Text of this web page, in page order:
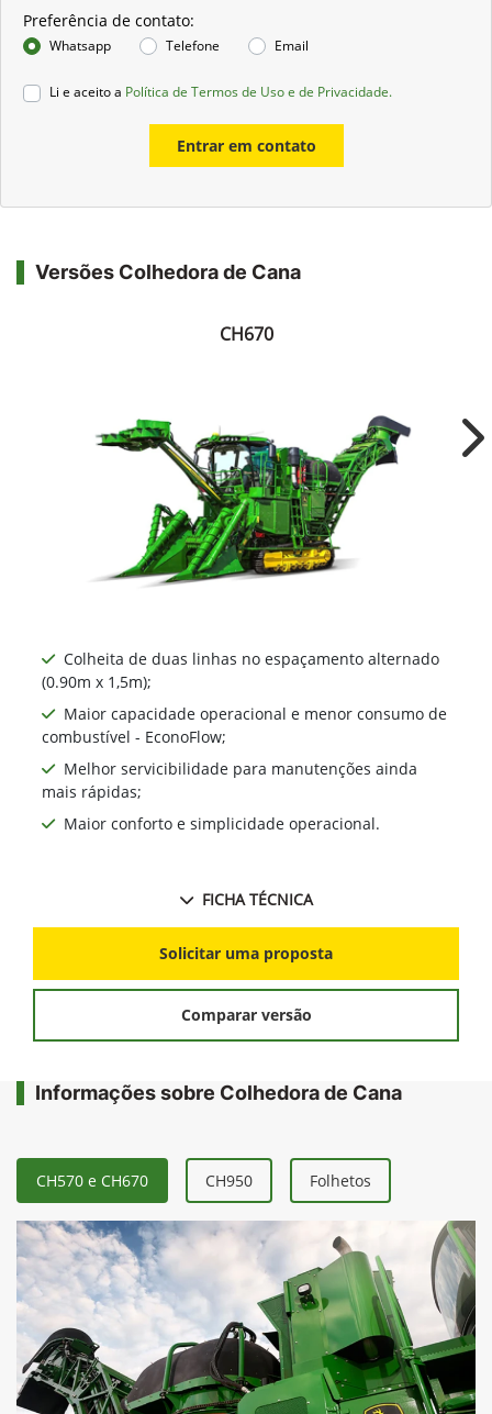
Preferência de contato:
Whatsapp Telefone Email
Li e aceito a Política de Termos de Uso e de Privacidade.
Entrar em contato
Versões Colhedora de Cana
CH670
Colheita de duas linhas no espaçamento alternado
(0.90m x 1,5m);
Maior capacidade operacional e menor consumo de
combustível - EconoFlow;
Melhor servicibilidade para manutenções ainda
mais rápidas;
Maior conforto e simplicidade operacional.
FICHA TÉCNICA
Solicitar uma proposta
Comparar versão
Informações sobre Colhedora de Cana
CH570 e CH670 CH950 Folhetos